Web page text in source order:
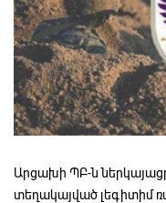
Արցախի ՊԲ-ն
տեղակայված լեգիտիմ